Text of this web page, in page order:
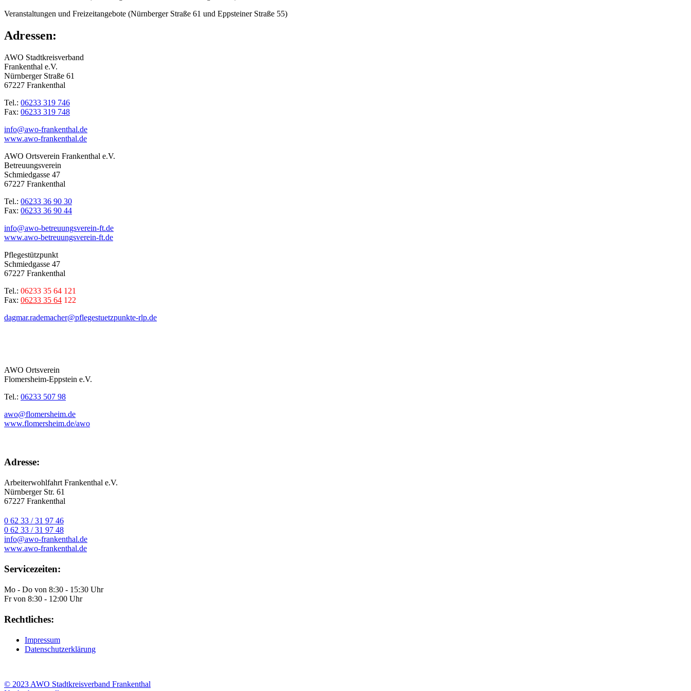
Veranstaltungen und Freizeitangebote (Nürnberger Straße 61 und Eppsteiner Straße 55)
Adressen:
AWO Stadtkreisverband
Frankenthal e.V.
Nürnberger Straße 61
67227 Frankenthal
Tel.: 06233 319 746
Fax: 06233 319 748
info@awo-frankenthal.de
www.awo-frankenthal.de
AWO Ortsverein Frankenthal e.V.
Betreuungsverein
Schmiedgasse 47
67227 Frankenthal
Tel.: 06233 36 90 30
Fax: 06233 36 90 44
info@awo-betreuungsverein-ft.de
www.awo-betreuungsverein-ft.de
Pflegestützpunkt
Schmiedgasse 47
67227 Frankenthal
Tel.: 06233 35 64 121
Fax: 06233 35 64 122
dagmar.rademacher@pflegestuetzpunkte-rlp.de
AWO Ortsverein
Flomersheim-Eppstein e.V.
Tel.: 06233 507 98
awo@flomersheim.de
www.flomersheim.de/awo
Adresse:
Arbeiterwohlfahrt Frankenthal e.V.
Nürnberger Str. 61
67227 Frankenthal
0 62 33 / 31 97 46
0 62 33 / 31 97 48
info@awo-frankenthal.de
www.awo-frankenthal.de
Servicezeiten:
Mo - Do von 8:30 - 15:30 Uhr
Fr von 8:30 - 12:00 Uhr
Rechtliches:
Impressum
Datenschutzerklärung
© 2023 AWO Stadtkreisverband Frankenthal